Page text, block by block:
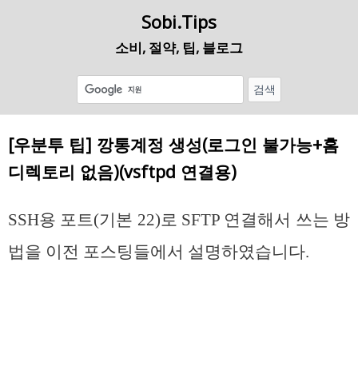
Sobi.Tips
소비, 절약, 팁, 블로그
[우분투 팁] 깡통계정 생성(로그인 불가능+홈
디렉토리 없음)(vsftpd 연결용)
SSH용 포트(기본 22)로 SFTP 연결해서 쓰는 방
법을 이전 포스팅들에서 설명하였습니다.